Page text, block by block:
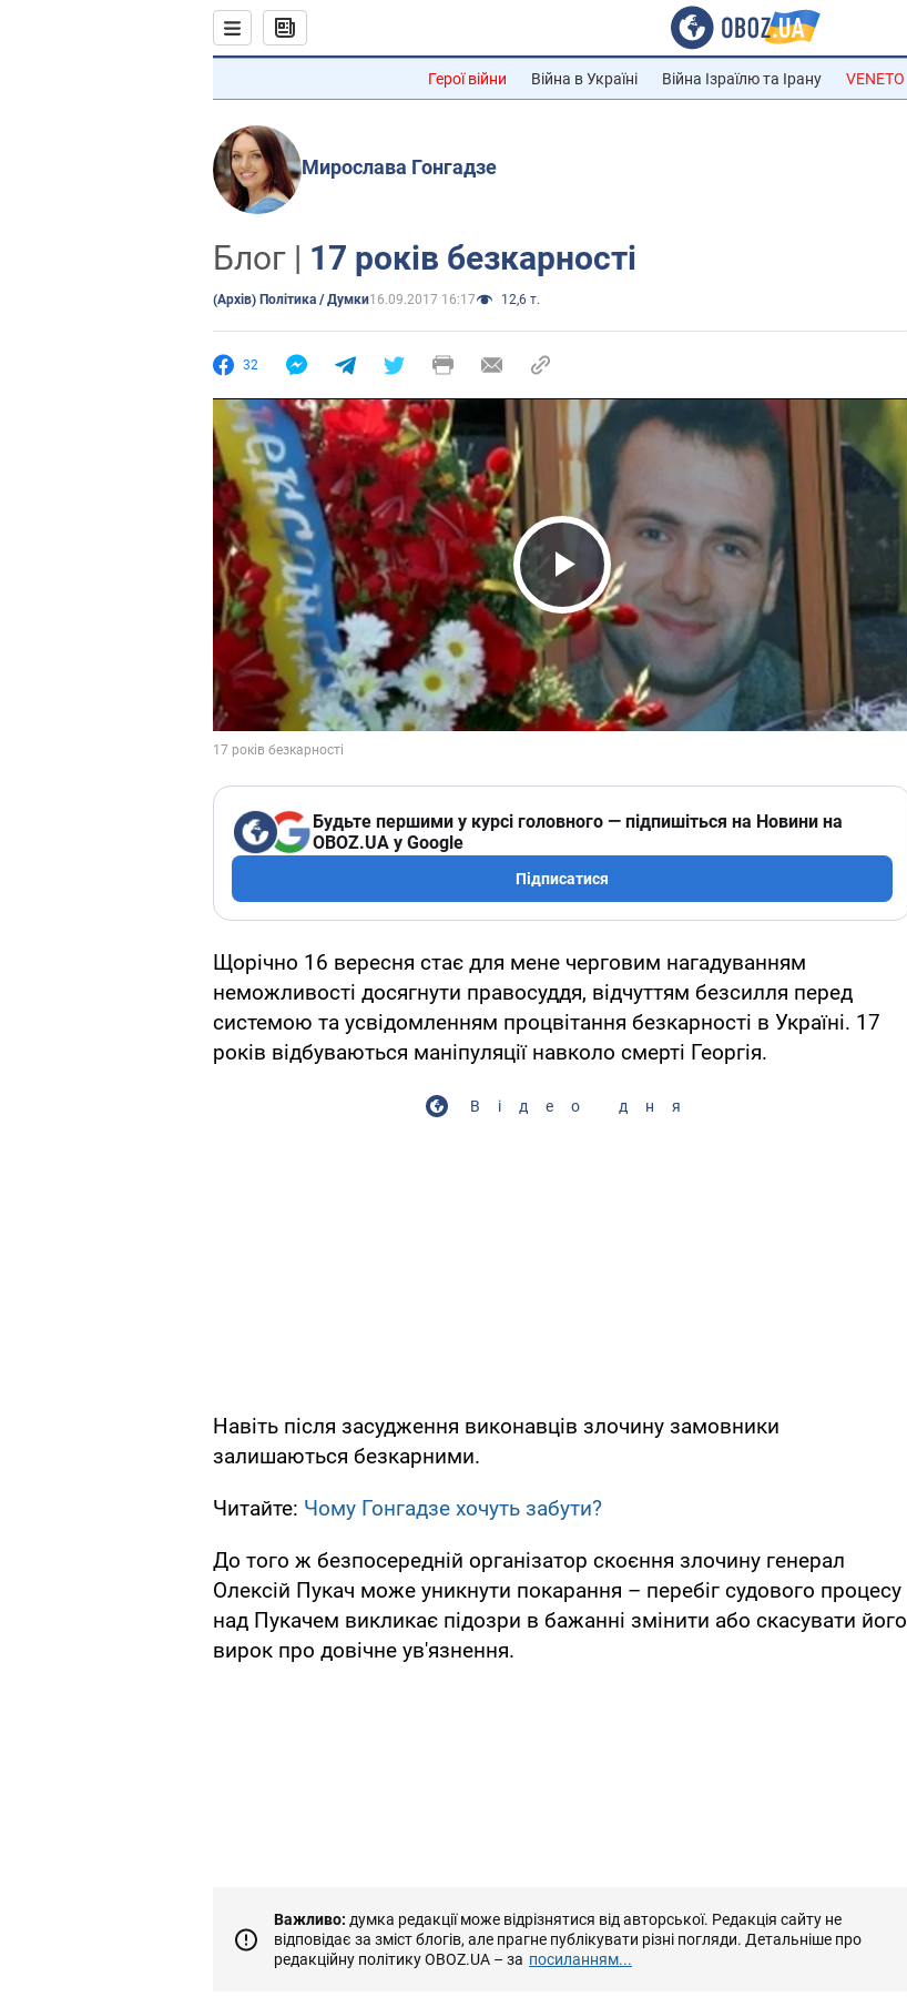
Герої війни Війна в Україні Війна Ізраїлю та Ірану VENETO
Мирослава Гонгадзе
Блог | 17 років безкарності
(Архів) Політика / Думки16.09.2017 16:17 12,6 т.
32
Play Video
Будьте першими у курсі головного — підпишіться на Новини на
OBOZ.UA у Google
Підписатися
Щорічно 16 вересня стає для мене черговим нагадуванням
неможливості досягнути правосуддя, відчуттям безсилля перед
системою та усвідомленням процвітання безкарності в Україні. 17
років відбуваються маніпуляції навколо смерті Георгія.
Відео дня
Навіть після засудження виконавців злочину замовники
залишаються безкарними.
Читайте: Чому Гонгадзе хочуть забути?
До того ж безпосередній організатор скоєння злочину генерал
Олексій Пукач може уникнути покарання – перебіг судового процесу
над Пукачем викликає підозри в бажанні змінити або скасувати його
вирок про довічне ув'язнення.
Важливо: думка редакції може відрізнятися від авторської. Редакція сайту не
відповідає за зміст блогів, але прагне публікувати різні погляди. Детальніше про
редакційну політику OBOZ.UA – за посиланням...